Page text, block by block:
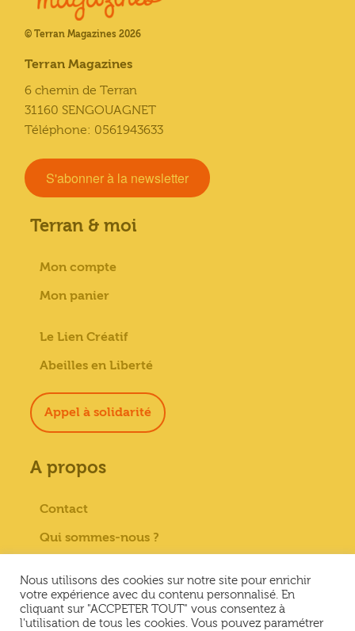
© Terran Magazines 2026
Terran Magazines
6 chemin de Terran
31160 SENGOUAGNET
Téléphone: 0561943633
S'abonner à la newsletter
Terran & moi
Mon compte
Mon panier
Le Lien Créatif
Abeilles en Liberté
Appel à solidarité
A propos
Contact
Qui sommes-nous ?
Mentions Légales
Conditions générales de vente
Nous utilisons des cookies sur notre site pour enrichir
votre expérience avec du contenu personnalisé. En
cliquant sur "ACCPETER TOUT" vous consentez à
l'utilisation de tous les cookies. Vous pouvez paramétrer